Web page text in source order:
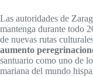
Las autoridades de
mantenga durante todo
de nuevas rutas
aumento
santuario como uno de
mariana del mundo